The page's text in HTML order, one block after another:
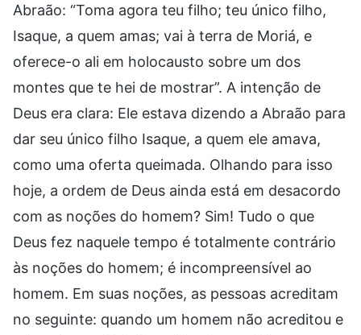
Abraão: “Toma agora teu filho; teu único filho,
Isaque, a quem amas; vai à terra de Moriá, e
oferece-o ali em holocausto sobre um dos
montes que te hei de mostrar”. A intenção de
Deus era clara: Ele estava dizendo a Abraão para
dar seu único filho Isaque, a quem ele amava,
como uma oferta queimada. Olhando para isso
hoje, a ordem de Deus ainda está em desacordo
com as noções do homem? Sim! Tudo o que
Deus fez naquele tempo é totalmente contrário
às noções do homem; é incompreensível ao
homem. Em suas noções, as pessoas acreditam
no seguinte: quando um homem não acreditou e